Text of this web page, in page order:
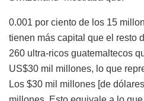
0.001 por ciento de los 15
tienen más capital que el resto
260 ultra-ricos guatemaltecos
US$30 mil millones, lo que
Los $30 mil millones [de